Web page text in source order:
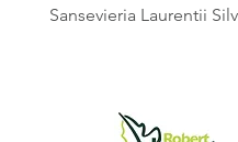
Sansevieria Laurentii